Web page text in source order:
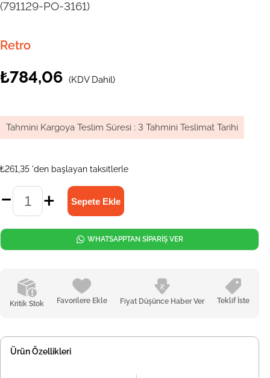
(791129-PO-3161)
Retro
₺784,06 (KDV Dahil)
Tahmini Kargoya Teslim Süresi : 3 Tahmini Teslimat Tarihi
₺261,35 'den başlayan taksitlerle
Kritik Stok Favorilere Ekle Fiyat Düşünce Haber Ver Teklif İste
WHATSAPPTAN SİPARİŞ VER
Ürün Özellikleri